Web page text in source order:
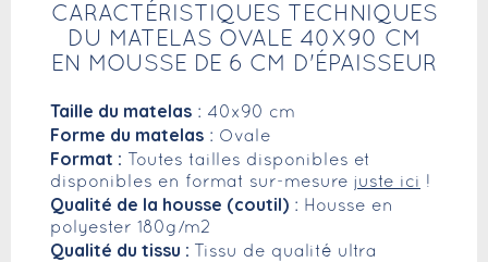
CARACTÉRISTIQUES TECHNIQUES
DU MATELAS OVALE 40X90 CM
EN MOUSSE DE 6 CM D'ÉPAISSEUR
Taille du matelas : 40x90 cm
Forme du matelas : Ovale
Format : Toutes tailles disponibles et
disponibles en format sur-mesure juste ici !
Qualité de la housse (coutil) : Housse en
polyester 180g/m2
Qualité du tissu :
Tissu de qualité ultra